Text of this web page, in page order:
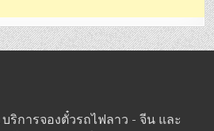
บริการจองตั๋วรถไฟลาว - จีน และ